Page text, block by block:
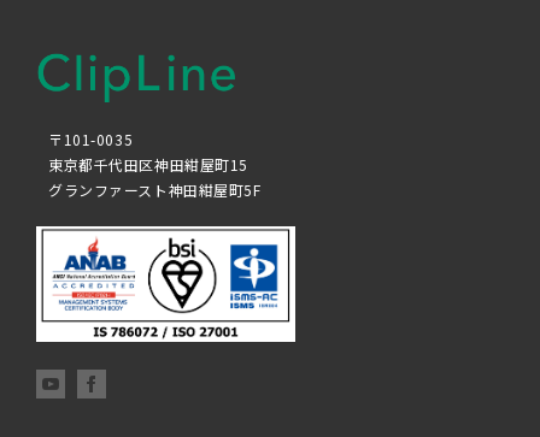
〒101-0035
東京都千代田区神田紺屋町15
グランファースト神田紺屋町5F